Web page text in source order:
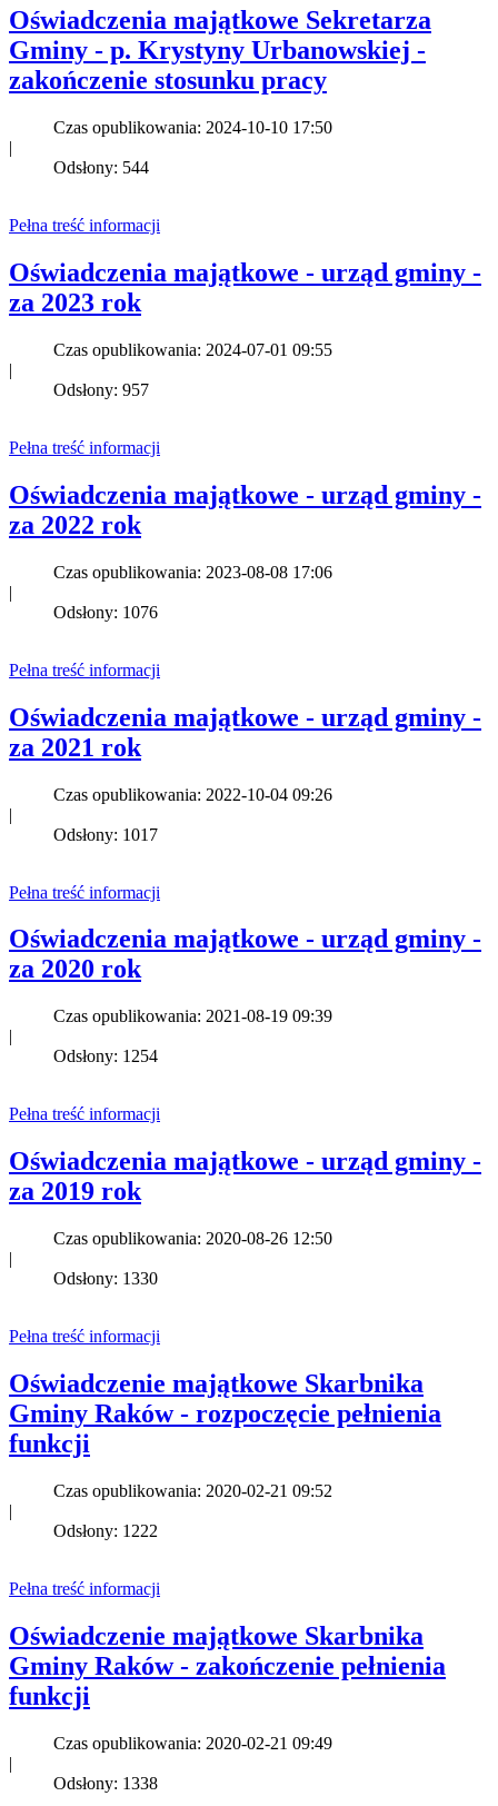
Oświadczenia majątkowe Sekretarza
Gminy - p. Krystyny Urbanowskiej -
zakończenie stosunku pracy
Czas opublikowania: 2024-10-10 17:50
|
Odsłony: 544
Pełna treść informacji
Oświadczenia majątkowe - urząd gminy -
za 2023 rok
Czas opublikowania: 2024-07-01 09:55
|
Odsłony: 957
Pełna treść informacji
Oświadczenia majątkowe - urząd gminy -
za 2022 rok
Czas opublikowania: 2023-08-08 17:06
|
Odsłony: 1076
Pełna treść informacji
Oświadczenia majątkowe - urząd gminy -
za 2021 rok
Czas opublikowania: 2022-10-04 09:26
|
Odsłony: 1017
Pełna treść informacji
Oświadczenia majątkowe - urząd gminy -
za 2020 rok
Czas opublikowania: 2021-08-19 09:39
|
Odsłony: 1254
Pełna treść informacji
Oświadczenia majątkowe - urząd gminy -
za 2019 rok
Czas opublikowania: 2020-08-26 12:50
|
Odsłony: 1330
Pełna treść informacji
Oświadczenie majątkowe Skarbnika
Gminy Raków - rozpoczęcie pełnienia
funkcji
Czas opublikowania: 2020-02-21 09:52
|
Odsłony: 1222
Pełna treść informacji
Oświadczenie majątkowe Skarbnika
Gminy Raków - zakończenie pełnienia
funkcji
Czas opublikowania: 2020-02-21 09:49
|
Odsłony: 1338